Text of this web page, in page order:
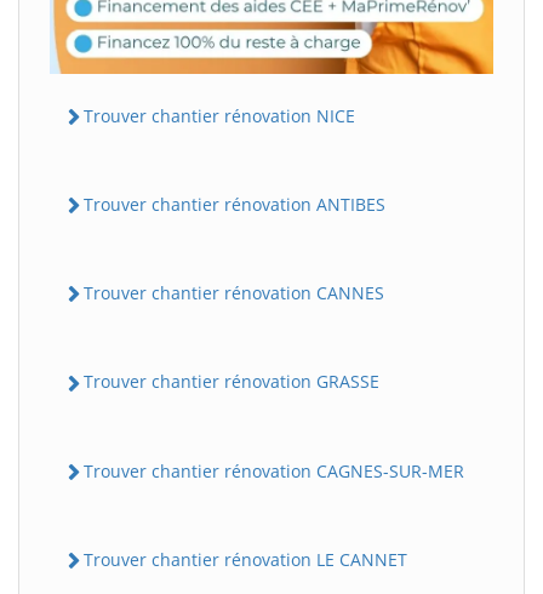
Trouver chantier rénovation NICE
Trouver chantier rénovation ANTIBES
Trouver chantier rénovation CANNES
Trouver chantier rénovation GRASSE
Trouver chantier rénovation CAGNES-SUR-MER
Trouver chantier rénovation LE CANNET